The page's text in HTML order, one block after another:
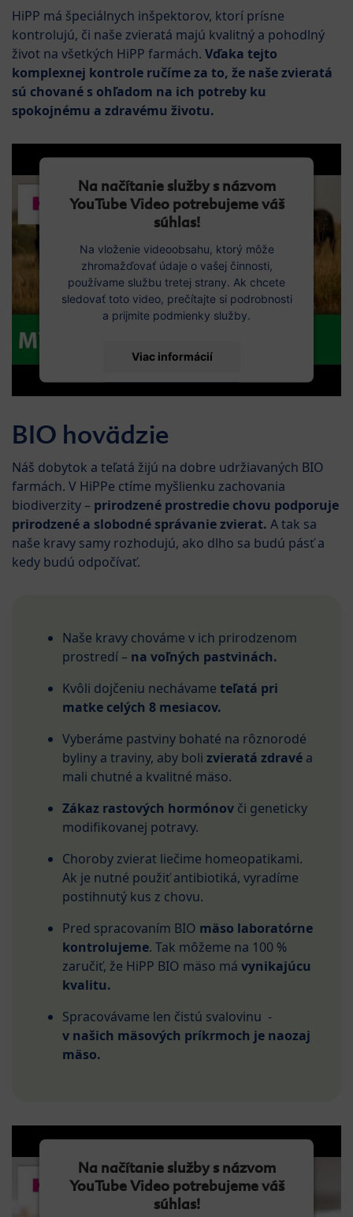
HiPP má špeciálnych inšpektorov, ktorí prísne
kontrolujú, či naše zvieratá majú kvalitný a pohodlný
život na všetkých HiPP farmách. Vďaka tejto
komplexnej kontrole ručíme za to, že naše zvieratá
sú chované s ohľadom na ich potreby ku
spokojnému a zdravému životu.
Na načítanie služby s názvom
YouTube Video potrebujeme váš
súhlas!
Na vloženie videoobsahu, ktorý môže
zhromažďovať údaje o vašej činnosti,
používame službu tretej strany. Ak chcete
sledovať toto video, prečítajte si podrobnosti
a prijmite podmienky služby.
Viac informácií
Prijať
BIO hovädzie
Náš dobytok a teľatá žijú na dobre udržiavaných BIO
farmách. V HiPPe ctíme myšlienku zachovania
biodiverzity – prirodzené prostredie chovu podporuje
prirodzené a slobodné správanie zvierat. A tak sa
naše kravy samy rozhodujú, ako dlho sa budú pásť a
kedy budú odpočívať.
Naše kravy chováme v ich prirodzenom
prostredí – na voľných pastvinách.
Kvôli dojčeniu nechávame teľatá pri
matke celých 8 mesiacov.
Vyberáme pastviny bohaté na rôznorodé
byliny a traviny, aby boli zvieratá zdravé a
mali chutné a kvalitné mäso.
Zákaz rastových hormónov či geneticky
modifikovanej potravy.
Choroby zvierat liečime homeopatikami.
Ak je nutné použiť antibiotiká, vyradíme
postihnutý kus z chovu.
Pred spracovaním BIO mäso laboratórne
kontrolujeme. Tak môžeme na 100 %
zaručiť, že HiPP BIO mäso má vynikajúcu
kvalitu.
Spracovávame len čistú svalovinu -
v našich mäsových príkrmoch je naozaj
mäso.
Na načítanie služby s názvom
YouTube Video potrebujeme váš
súhlas!